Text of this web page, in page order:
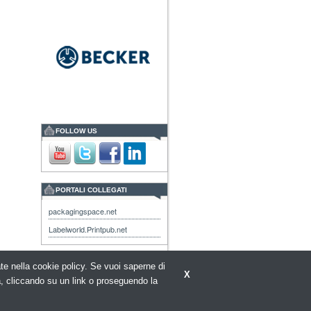
FOLLOW US
PORTALI COLLEGATI
packagingspace.net
Labelworld.Printpub.net
X
nella cookie policy. Se vuoi saperne di
cliccando su un link o proseguendo la